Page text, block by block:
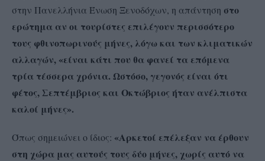
στην Πανελλήνια Ένωση Ξενοδόχων, η απάντηση στο
ερώτημα αν οι τουρίστες επιλέγουν περισσότερο
τους φθινοπωρινούς μήνες, λόγω και των κλιματικών
αλλαγών, «είναι κάτι που θα φανεί τα επόμενα
τρία τέσσερα χρόνια. Ωστόσο, γεγονός είναι ότι
φέτος, Σεπτέμβριος και Οκτώβριος ήταν ανέλπιστα
καλοί μήνες».
Όπως σημειώνει ο ίδιος: «Αρκετοί επέλεξαν να έρθουν
στη χώρα μας αυτούς τους δύο μήνες, χωρίς αυτό να